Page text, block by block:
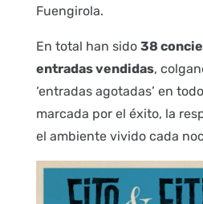
Fuengirola.
En total han sido 38
entradas vendidas,
‘entradas agotadas’ en
marcada por el éxito, la
el ambiente vivido cada